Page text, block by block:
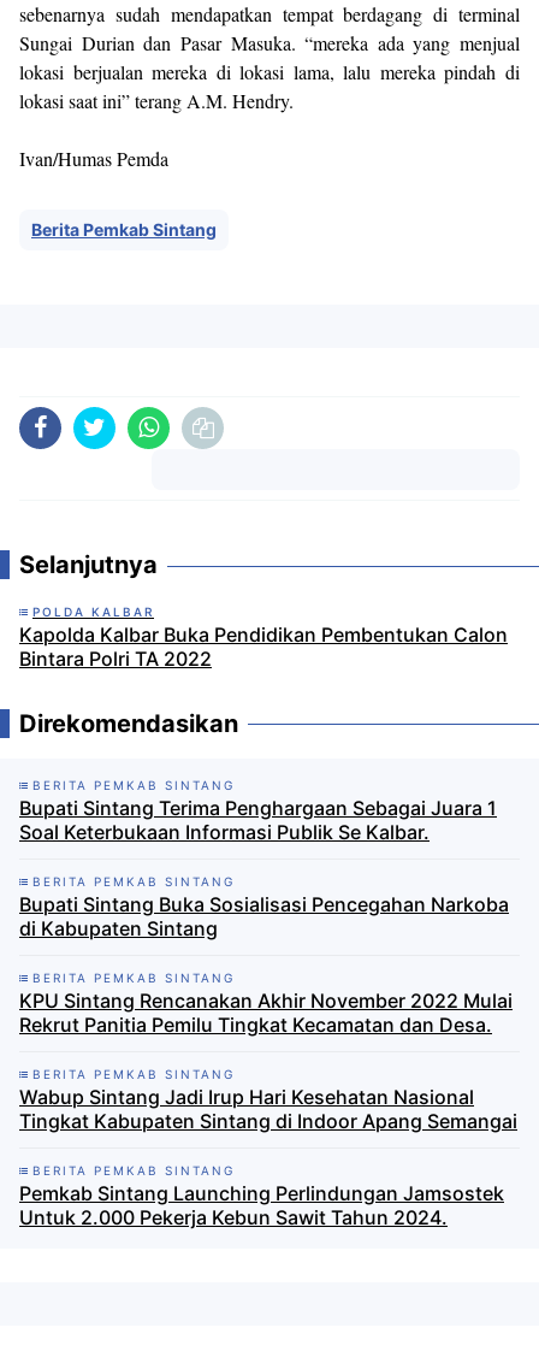
sebenarnya sudah mendapatkan tempat berdagang di terminal
Sungai Durian dan Pasar Masuka. “mereka ada yang menjual
lokasi berjualan mereka di lokasi lama, lalu mereka pindah di
lokasi saat ini” terang A.M. Hendry.
Ivan/Humas Pemda
Berita Pemkab Sintang
Selanjutnya
POLDA KALBAR
Kapolda Kalbar Buka Pendidikan Pembentukan Calon
Bintara Polri TA 2022
Direkomendasikan
BERITA PEMKAB SINTANG
Bupati Sintang Terima Penghargaan Sebagai Juara 1
Soal Keterbukaan Informasi Publik Se Kalbar.
BERITA PEMKAB SINTANG
Bupati Sintang Buka Sosialisasi Pencegahan Narkoba
di Kabupaten Sintang
BERITA PEMKAB SINTANG
KPU Sintang Rencanakan Akhir November 2022 Mulai
Rekrut Panitia Pemilu Tingkat Kecamatan dan Desa.
BERITA PEMKAB SINTANG
Wabup Sintang Jadi Irup Hari Kesehatan Nasional
Tingkat Kabupaten Sintang di Indoor Apang Semangai
BERITA PEMKAB SINTANG
Pemkab Sintang Launching Perlindungan Jamsostek
Untuk 2.000 Pekerja Kebun Sawit Tahun 2024.